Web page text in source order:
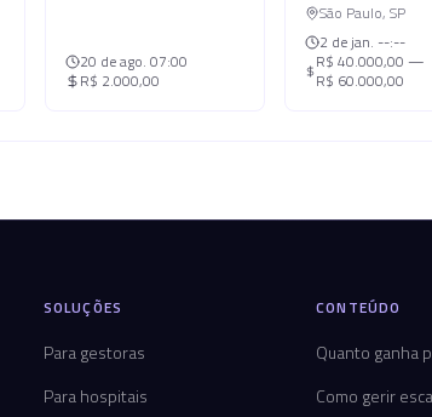
20 de ago. 07:00
R$ 2.000,00
São Paulo, SP
2 de jan. --:--
R$ 40.000,00 —
R$ 60.000,00
SOLUÇÕES
Para gestoras
Para hospitais
CONTEÚDO
Quanto ganha
Como gerir